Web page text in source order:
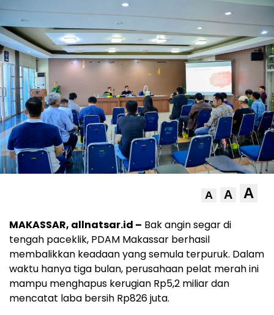
A A A
MAKASSAR, allnatsar.id – Bak angin segar di
tengah paceklik, PDAM Makassar berhasil
membalikkan keadaan yang semula terpuruk. Dalam
waktu hanya tiga bulan, perusahaan pelat merah ini
mampu menghapus kerugian Rp5,2 miliar dan
mencatat laba bersih Rp826 juta.